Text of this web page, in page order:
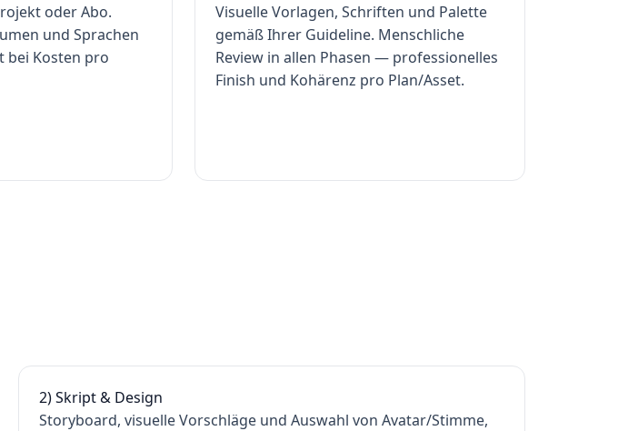
oder Abo.
und Sprachen
bei Kosten pro
Visuelle Vorlagen, Schriften und Palette
gemäß Ihrer Guideline. Menschliche
Review in allen Phasen — professionelles
Finish und Kohärenz pro Plan/Asset.
2) Skript & Design
Storyboard, visuelle Vorschläge und Auswahl von Avatar/Stimme,